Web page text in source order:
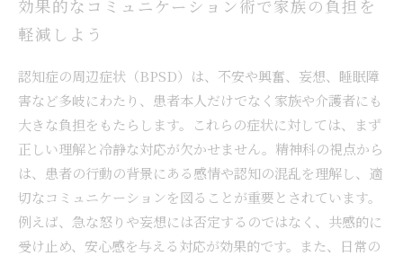
効果的なコミュニケーション術で家族の負担を
軽減しよう
認知症の周辺症状（BPSD）は、不安や興奮、妄想、睡眠障
害など多岐にわたり、患者本人だけでなく家族や介護者にも
大きな負担をもたらします。これらの症状に対しては、まず
正しい理解と冷静な対応が欠かせません。精神科の視点から
は、患者の行動の背景にある感情や認知の混乱を理解し、適
切なコミュニケーションを図ることが重要とされています。
例えば、急な怒りや妄想には否定するのではなく、共感的に
受け止め、安心感を与える対応が効果的です。また、日常の